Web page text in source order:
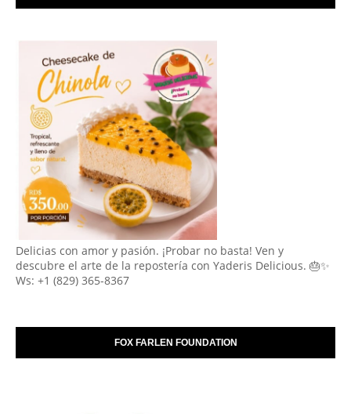
Delicias con amor y pasión. ¡Probar no basta! Ven y
descubre el arte de la repostería con Yaderis Delicious. 🎂✨
Ws: +1 (829) 365-8367
FOX FARLEN FOUNDATION